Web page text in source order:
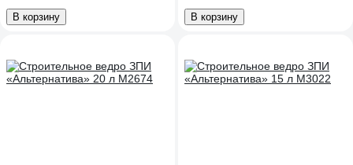
В корзину В корзину